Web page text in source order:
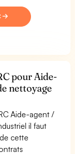
pour Aide-
nettoyage
Aide-agent /
il faut
cette